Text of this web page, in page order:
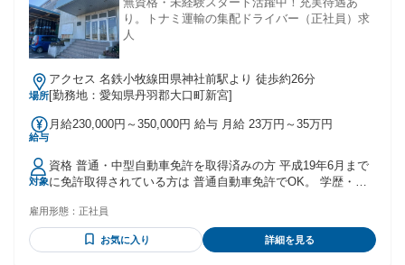
り。トナミ運輸の集配ドライバー（正社員）求
人
場所
アクセス 名鉄小牧線田県神社前駅より 徒歩約26分
[勤務地：愛知県丹羽郡大口町新宮]
給与
月給230,000円～350,000円 給与 月給 23万円～35万円
対象
資格 普通・中型自動車免許を取得済みの方 平成19年6月まで
に免許取得されている方は 普通自動車免許でOK。 学歴・経
雇用形態： 正社員
お気に入り 詳細を見る